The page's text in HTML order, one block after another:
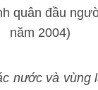
nước và vùng